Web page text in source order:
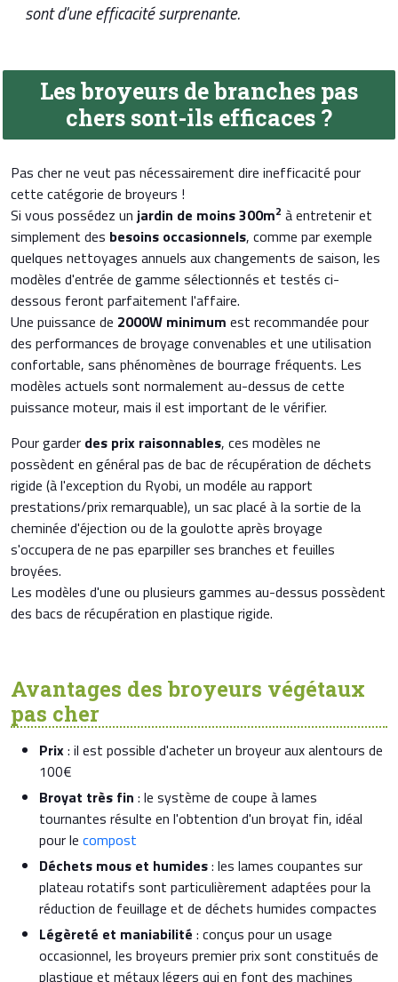
sont d'une efficacité surprenante.
Les broyeurs de branches pas
chers sont-ils efficaces ?
Pas cher ne veut pas nécessairement dire inefficacité pour
cette catégorie de broyeurs !
Si vous possédez un jardin de moins 300m2 à entretenir et
simplement des besoins occasionnels, comme par exemple
quelques nettoyages annuels aux changements de saison, les
modèles d'entrée de gamme sélectionnés et testés ci-
dessous feront parfaitement l'affaire.
Une puissance de 2000W minimum est recommandée pour
des performances de broyage convenables et une utilisation
confortable, sans phénomènes de bourrage fréquents. Les
modèles actuels sont normalement au-dessus de cette
puissance moteur, mais il est important de le vérifier.
Pour garder des prix raisonnables, ces modèles ne
possèdent en général pas de bac de récupération de déchets
rigide (à l'exception du Ryobi, un modéle au rapport
prestations/prix remarquable), un sac placé à la sortie de la
cheminée d'éjection ou de la goulotte après broyage
s'occupera de ne pas eparpiller ses branches et feuilles
broyées.
Les modèles d'une ou plusieurs gammes au-dessus possèdent
des bacs de récupération en plastique rigide.
Avantages des broyeurs végétaux
pas cher
Prix: il est possible d'acheter un broyeur aux alentours de
100€
Broyat très fin : le système de coupe à lames
tournantes résulte en l'obtention d'un broyat fin, idéal
pour le compost
Déchets mous et humides: les lames coupantes sur
plateau rotatifs sont particulièrement adaptées pour la
réduction de feuillage et de déchets humides compactes
Légèreté et maniabilité : conçus pour un usage
occasionnel, les broyeurs premier prix sont constitués de
plastique et métaux légers qui en font des machines